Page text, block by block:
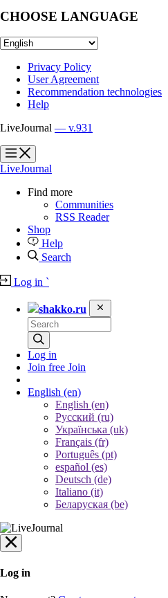
CHOOSE LANGUAGE
Privacy Policy
User Agreement
Recommendation technologies
Help
LiveJournal — v.931
?
?
LiveJournal
Find more
Communities
RSS Reader
Shop
Help
Search
Log in `
shakko.ru
Log in
Join free Join
English (en)
English (en)
Русский (ru)
Українська (uk)
Français (fr)
Português (pt)
español (es)
Deutsch (de)
Italiano (it)
Беларуская (be)
Log in